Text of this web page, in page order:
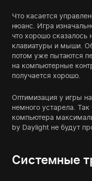
Что касается
нюанс. Игра
что хорошо сказалось
клавиатуры и мыши.
потом уже пытаются
на компьютерные
получается хорошо.
Оптимизация у игры
немного устарела.
компьютера
by Daylight не будут
Системные